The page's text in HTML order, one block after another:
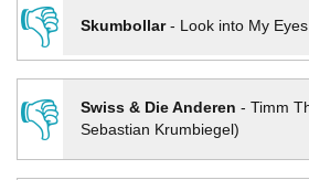
👎
Skumbollar- Look into My Eyes
👎
Swiss & Die Anderen - Timm
Sebastian Krumbiegel)